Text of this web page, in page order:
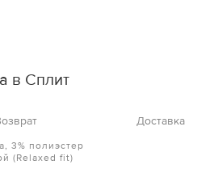
в Сплит
Доставка
3% полиэстер
(Relaxed fit)